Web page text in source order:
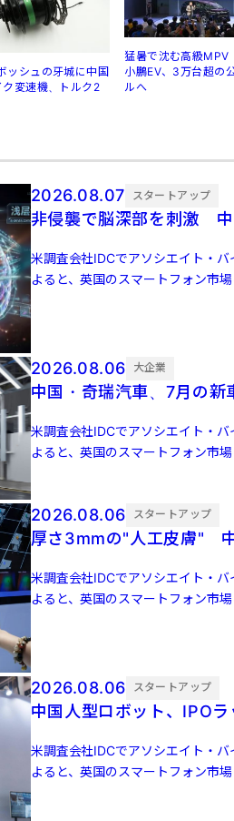
ッシュの牙城に中国
変速機、トルク2
猛暑で沈む高級
小鵬EV、3万台超の
ルへ
2026.08.07 スタートアップ
非侵襲で脳深部を刺激 中
米調査会社IDCでアソシエイト・
よると、英国のスマートフォン市
増 […]
2026.08.06 大企業
中国・奇瑞汽車、7月の
米調査会社IDCでアソシエイト・
よると、英国のスマートフォン市
2026.08.06 スタートアップ
厚さ3mmの"人工皮膚"
米調査会社IDCでアソシエイト・
よると、英国のスマートフォン市
2026.08.06 スタートアップ
中国人型ロボット、IPO
米調査会社IDCでアソシエイト・
よると、英国のスマートフォン市
増 […]